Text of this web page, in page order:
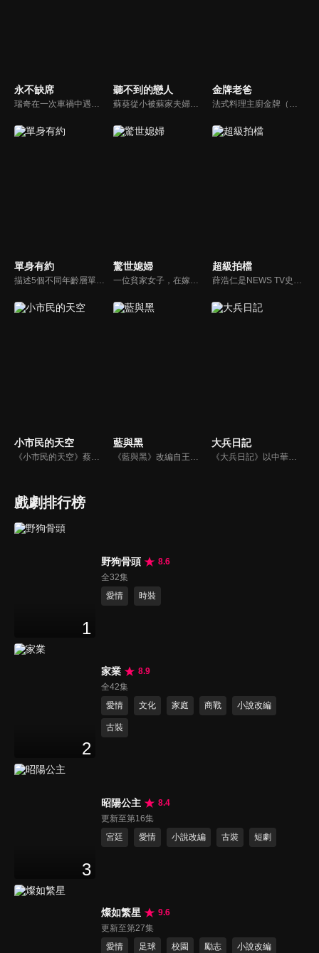
永不缺席
瑞奇在一次車禍中遇到汪芳與李柏文好心輸血，三人因輸血而相識，相知，進而相惜，並定下13日條約，三人於每月的13日約定相見，永不缺席。
聽不到的戀人
蘇葵從小被蘇家夫婦收養 失去家人的蘇葵對自己一無所知。她問母親，為什麼我的聲音不見了？母親則用夢幻的美人魚童話來安慰蘇葵，並且在將來的某一天，王子會來付出他的真愛，美妙的聲音就會回到蘇葵身邊了…
金牌老爸
法式料理主廚金牌（屈中恆）與好友吳誠信（卜學亮）合開法式餐廳，不料，因資金週轉不良，誠信不告而別，金牌面臨積欠員工薪水及房租壓力，只得放棄苦心經營半年的餐廳，帶著妻女回家投靠母親（方芳）。精通料理卻對經營理財一竅不通的他，重新尋找工作卻處處碰壁，他的創業理想真能實現嗎？
單身有約
描述5個不同年齡層單身女子的愛情、婚姻觀。
驚世媳婦
一位貧家女子，在嫁入豪門之後，飽受婆婆之迫害，最後終至被驅逐出門，而這一切之始作俑者，為家裡之管家，而豪門也在管家的陰謀設計下，終至衰敗...
超級拍檔
薛浩仁是NEWS TV史上最年輕的王牌主播，安孝琪是一直崇拜他的地方電視台小記者，一場天外飛來的車禍讓她遇到了他，只是她萬萬沒有想到，薛浩仁居然趁機剽竊了她的獨家新聞，幻想破滅的她化悲憤為力量，誓言一定要打敗他，未料，冤冤相報的結果，浩仁與孝琪兩人結婚，一家子喜氣洋洋。
小市民的天空
《小市民的天空》蔡明亮擔任策劃，交由不同導演負責，蔡明亮自己編導了其中的四部：《我的名字叫做瑪麗》、《麗香的感情線》、《阿雄的初戀情人》和《給我一個家》。
藍與黑
《藍與黑》改編自王藍所著的同名長篇小說（1958年發行，該書被譽為四大抗戰小說之一），故事發生在民國26年對日抗戰爆發到39年國民政府遷台期間，場景則橫跨天津、北平、重慶、上海到台灣，描述孤女唐琪、千金大小姐鄭美莊與孤兒張醒亞「兩女一男」之間，一段見證大時代的烽火戀。
大兵日記
《大兵日記》以中華民國陸軍軍事訓練為題材，是金鰲勳執導的第一部連續劇；其中第1至第23集故事背景為位於台東縣的陸軍台東防衛司令部太平營區新兵訓練中心，自第24集始移往陸軍特戰部隊。
戲劇排行榜
1
野狗骨頭
8.6
全32集
愛情
時裝
2
家業
8.9
全42集
愛情
文化 家庭 商戰 小說改編
古裝
3
昭陽公主
8.4
更新至第16集
宮廷
愛情 小說改編 古裝 短劇
燦如繁星
9.6
更新至第27集
愛情
足球 校園 勵志 小說改編